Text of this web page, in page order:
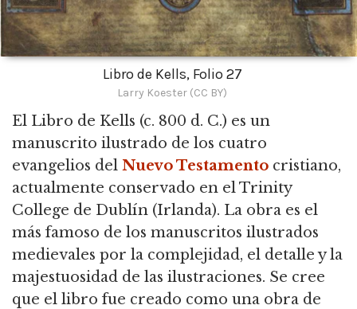
Libro de Kells, Folio 27
Larry Koester (CC BY)
El Libro de Kells (c. 800 d. C.) es un
manuscrito ilustrado de los cuatro
evangelios del Nuevo Testamento cristiano,
actualmente conservado en el Trinity
College de Dublín (Irlanda). La obra es el
más famoso de los manuscritos ilustrados
medievales por la complejidad, el detalle y la
majestuosidad de las ilustraciones. Se cree
que el libro fue creado como una obra de